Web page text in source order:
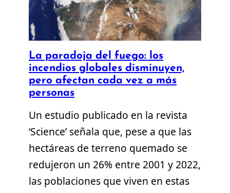
La paradoja del fuego: los
incendios globales disminuyen,
pero afectan cada vez a más
personas
Un estudio publicado en la revista
‘Science’ señala que, pese a que las
hectáreas de terreno quemado se
redujeron un 26% entre 2001 y 2022,
las poblaciones que viven en estas